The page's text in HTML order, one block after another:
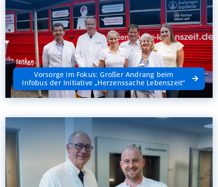
Vorsorge im Fokus: Großer Andrang beim
Infobus der Initiative „Herzenssache Lebenszeit“